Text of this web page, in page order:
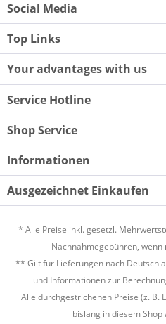
Social Media
Top Links
Your advantages with us
Service Hotline
Shop Service
Informationen
Ausgezeichnet Einkaufen
* Alle Preise inkl. gesetzl.
Nachnahmegebühren,
** Gilt für Lieferungen nach
und Informationen zur
Alle durchgestrichenen Preise (z. B.
bislang in diesem